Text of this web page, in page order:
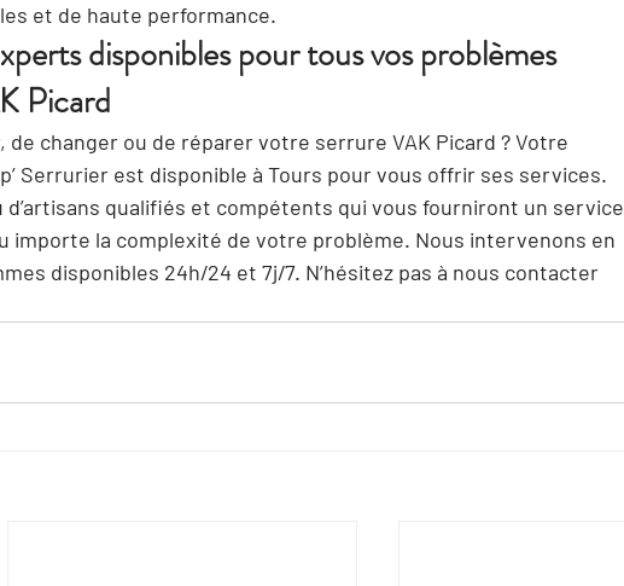
et de haute performance.
disponibles pour tous vos problèmes
Picard
de changer ou de réparer votre serrure VAK Picard ? Votre
Serrurier est disponible à Tours pour vous offrir ses services.
d’artisans qualifiés et compétents qui vous fourniront un service
importe la complexité de votre problème. Nous intervenons en
disponibles 24h/24 et 7j/7. N’hésitez pas à nous contacter